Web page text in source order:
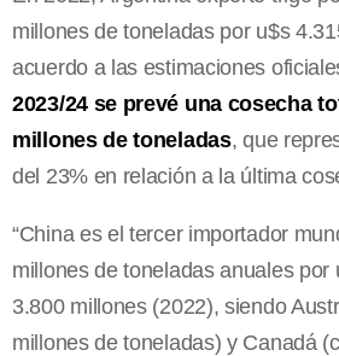
millones de toneladas por u$s
acuerdo a las estimaciones
2023/24 se prevé una cosecha
millones de toneladas, que
del 23% en relación a la última
“China es el tercer importador
millones de toneladas anuales por
3.800 millones (2022), siendo
millones de toneladas) y Canadá